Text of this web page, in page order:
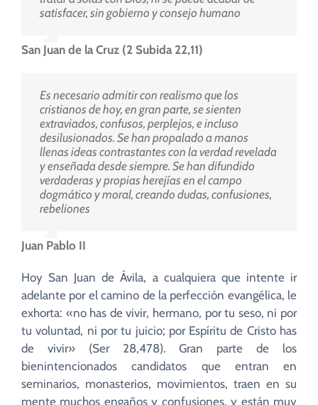
satisfacer, sin gobierno y consejo humano
San Juan de la Cruz (2 Subida 22,11)
Es necesario admitir con realismo que los
cristianos de hoy, en gran parte, se sienten
extraviados, confusos, perplejos, e incluso
desilusionados. Se han propalado a manos
llenas ideas contrastantes con la verdad revelada
y enseñada desde siempre. Se han difundido
verdaderas y propias herejías en el campo
dogmático y moral, creando dudas, confusiones,
rebeliones
Juan Pablo II
Hoy San Juan de Ávila, a cualquiera que intente ir
adelante por el camino de la perfección evangélica, le
exhorta: «no has de vivir, hermano, por tu seso, ni por
tu voluntad, ni por tu juicio; por Espíritu de Cristo has
de vivir» (Ser 28,478). Gran parte de los
bienintencionados candidatos que entran en
seminarios, monasterios, movimientos, traen en su
mente muchos engaños y confusiones, y están muy